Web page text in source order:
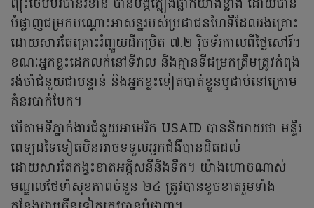
ព្យុះថេមប៊ឺរបានរំខាន បានបង្កភ្លៀងធ្លាក់យ៉ាងខ្លាំង ដោយបាន
បំផ្លាញជម្រកបណ្តោះអាសន្នរបស់ប្រជាជនហៃទីដែលរងគ្រោះ
ដោយសារតែគ្រោះរំញ្ជួយដីកម្រិត ៧.២ រ៉ិចទ័រកាលពីថ្ងៃសៅរ៍។
ខណៈអ្នកខ្លះដេកលក់នៅទីវាល និងគ្មានទីជម្រកត្រឹមត្រូវកំពុង
រង់ចាំជំនួយជាបន្ទាន់ និងអ្នកខ្លះទៀតបាត់ខ្លួនឬជាប់នៅក្រោម
គំនរបាក់បែក។
បើតាមទីភ្នាក់ងារជំនួយអាមេរិក USAID បាននិយាយថា មន្ទីរ
ពេទ្យដទៃទៀតមិនអាចទទួលអ្នកជំងឺបានដិតដល់
ដោយសារតែកង្វះខាតអគ្គិសនីនិងទឹក។ យ៉ាងហោចណាស់
មណ្ឌលថែទាំសុខភាពចំនួន ២៤ ត្រូវបានខូចខាតរួមទាំង